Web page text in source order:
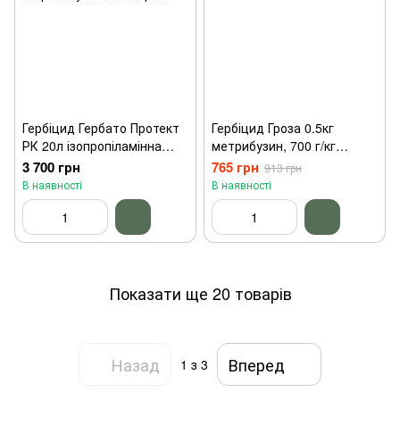
Гербіцид Гербато Протект
РК 20л ізопропіламінна
сіль гліфосату Новакем
3 700 грн
В наявності
Гербіцид Гроза 0.5кг
метрибузин, 700 г/кг
Нопосон
765 грн 913 грн
В наявності
Показати ще 20 товарів
Назад 1 з 3 Вперед